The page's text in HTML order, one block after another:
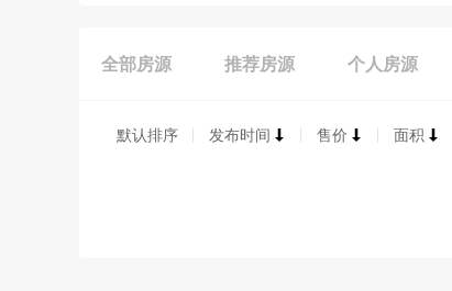
全部房源 推荐房源 个人房源
默认排序 发布时间 售价 面积